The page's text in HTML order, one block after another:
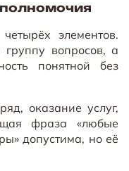
элементов.
вопросов, а
понятной без
оказание услуг,
фраза «любые
допустима, но её